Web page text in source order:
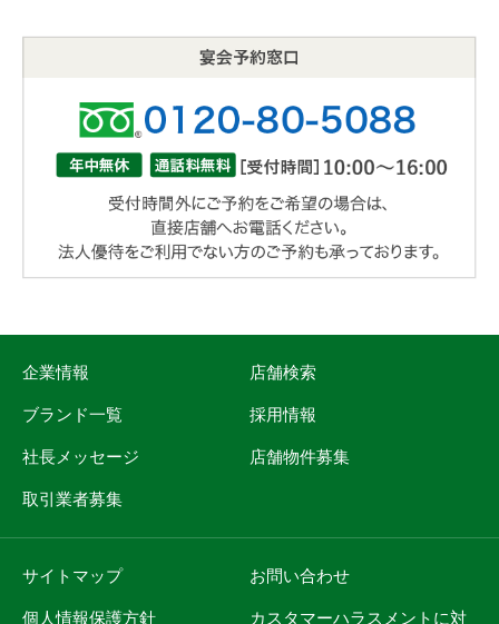
企業情報 店舗検索
ブランド一覧 採用情報
社長メッセージ 店舗物件募集
取引業者募集
サイトマップ お問い合わせ
個人情報保護方針 カスタマーハラスメントに対